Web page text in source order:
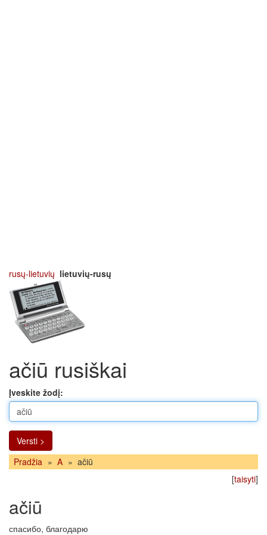
rusų-lietuvių lietuvių-rusų
ačiū rusiškai
Įveskite žodį:
Versti >
Pradžia » A » ačiū
[taisyti]
ačiū
спасибо, благодарю